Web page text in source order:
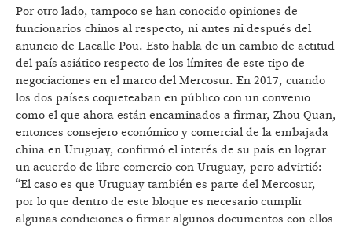
Por otro lado, tampoco se han conocido opiniones de
funcionarios chinos al respecto, ni antes ni después del
anuncio de Lacalle Pou. Esto habla de un cambio de actitud
del país asiático respecto de los límites de este tipo de
negociaciones en el marco del Mercosur. En 2017, cuando
los dos países coqueteaban en público con un convenio
como el que ahora están encaminados a firmar, Zhou Quan,
entonces consejero económico y comercial de la embajada
china en Uruguay, confirmó el interés de su país en lograr
un acuerdo de libre comercio con Uruguay, pero advirtió:
“El caso es que Uruguay también es parte del Mercosur,
por lo que dentro de este bloque es necesario cumplir
algunas condiciones o firmar algunos documentos con ellos